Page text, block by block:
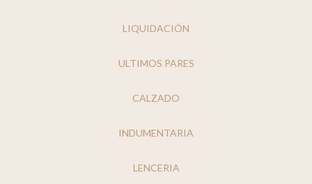
LIQUIDACIÓN
ULTIMOS PARES
CALZADO
INDUMENTARIA
LENCERIA